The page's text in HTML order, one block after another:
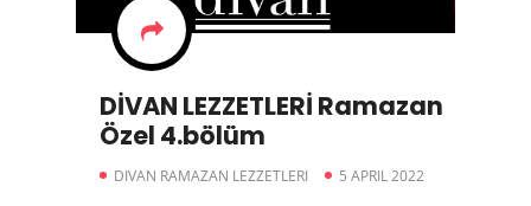
DİVAN LEZZETLERİ Ramazan
Özel 4.bölüm
DIVAN RAMAZAN LEZZETLERI 5 APRIL 2022